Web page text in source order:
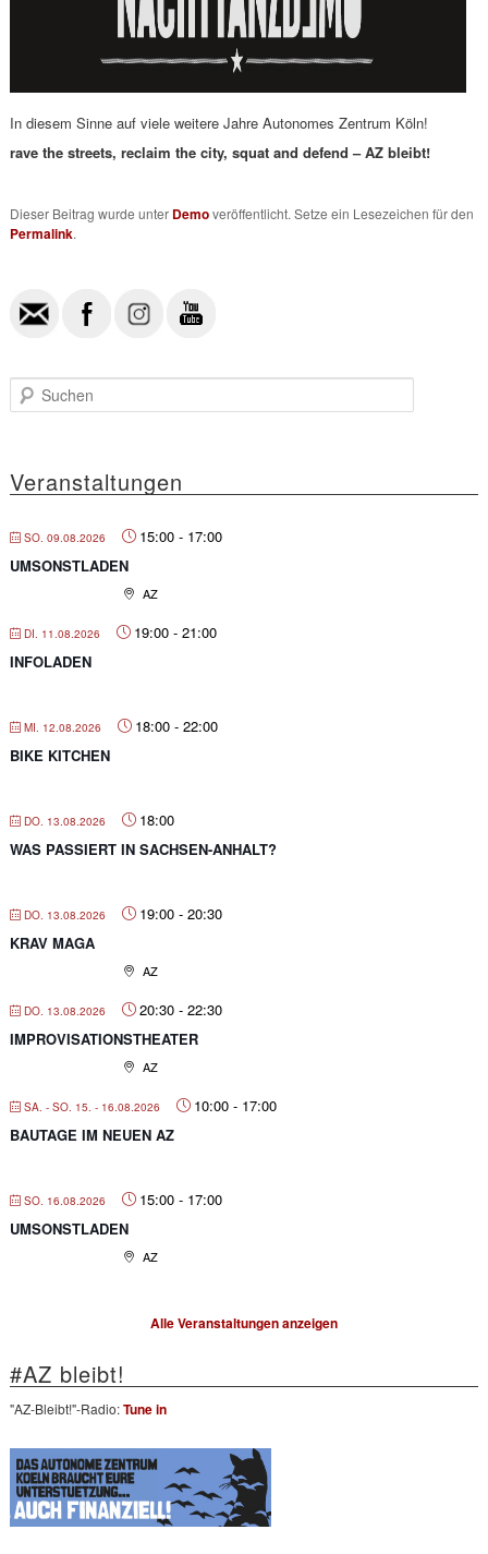
In diesem Sinne auf viele weitere Jahre Autonomes Zentrum Köln!
rave the streets, reclaim the city, squat and defend – AZ bleibt!
Dieser Beitrag wurde unter Demoveröffentlicht. Setze ein Lesezeichen für den
Permalink.
u
e
n
Veranstaltungen
SO. 09.08.2026 15:00- 17:00
UMSONSTLADEN
AZ
DI. 11.08.2026 19:00- 21:00
INFOLADEN
MI. 12.08.2026 18:00- 22:00
BIKE KITCHEN
DO. 13.08.2026
18:00
WAS PASSIERT IN SACHSEN-ANHALT?
DO. 13.08.2026 19:00- 20:30
KRAV MAGA
AZ
DO. 13.08.2026 20:30- 22:30
IMPROVISATIONSTHEATER
AZ
SA. - SO. 15. - 16.08.2026 10:00- 17:00
BAUTAGE IM NEUEN AZ
SO. 16.08.2026 15:00- 17:00
UMSONSTLADEN
AZ
Alle Veranstaltungen anzeigen
#AZ bleibt!
"AZ-Bleibt!"-Radio:Tune in